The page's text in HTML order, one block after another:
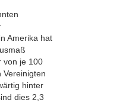
Amerika hat
von je 100
Vereinigten
hinter
dies 2,3